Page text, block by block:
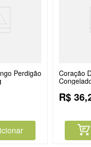
Perdigão
Coração
R$ 36,